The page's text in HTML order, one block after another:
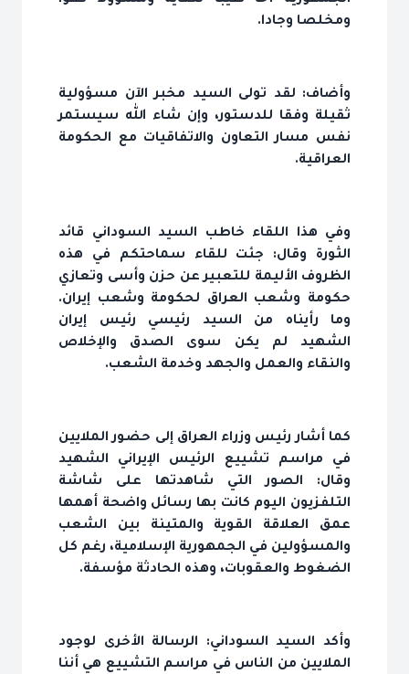
ومخلصا وجادا.
وأضاف: لقد تولى السيد مخبر الآن مسؤولية
ثقيلة وفقا للدستور، وإن شاء الله سيستمر
نفس مسار التعاون والاتفاقيات مع الحكومة
العراقية.
وفي هذا اللقاء خاطب السيد السوداني قائد
الثورة وقال: جئت للقاء سماحتكم في هذه
الظروف الأليمة للتعبير عن حزن وأسى وتعازي
حكومة وشعب العراق لحكومة وشعب إيران.
وما رأيناه من السيد رئيسي رئيس إيران
الشهيد لم يكن سوى الصدق والإخلاص
والنقاء والعمل والجهد وخدمة الشعب.
كما أشار رئيس وزراء العراق إلى حضور الملايين
في مراسم تشييع الرئيس الإيراني الشهيد
وقال: الصور التي شاهدتها على شاشة
التلفزيون اليوم كانت بها رسائل واضحة أهمها
عمق العلاقة القوية والمتينة بين الشعب
والمسؤولين في الجمهورية الإسلامية، رغم كل
الضغوط والعقوبات، وهذه الحادثة مؤسفة.
وأكد السيد السوداني: الرسالة الأخرى لوجود
الملايين من الناس في مراسم التشييع هي أننا